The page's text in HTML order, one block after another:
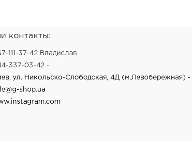
контакты:
111-37-42 Владислав
337-03-42 -
ул. Никольско-Слободская, 4Д (м.Левобережная)
shop.ua